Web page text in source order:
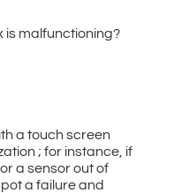
is malfunctioning?
a touch screen
; for instance, if
a sensor out of
a failure and